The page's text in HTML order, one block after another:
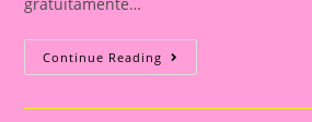
Continue Reading Calendário
De